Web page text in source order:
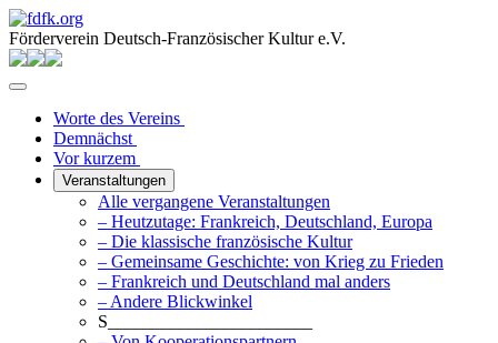
Förderverein Deutsch-Französischer Kultur e.V.
Worte des Vereins
Demnächst
Vor kurzem
Veranstaltungen
Alle vergangene Veranstaltungen
– Heutzutage: Frankreich, Deutschland, Europa
– Die klassische französische Kultur
– Gemeinsame Geschichte: von Krieg zu Frieden
– Frankreich und Deutschland mal anders
– Andere Blickwinkel
S_______________________